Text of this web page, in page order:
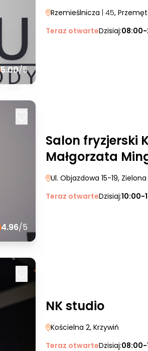
5.00/5
Rzemieślnicza | 45, Przemęt
Teraz otwarteDzisiaj:
4.96/5
Salon fryzjerski
Małgorzata
Ul. Objazdowa 15-19,
Teraz otwarteDzisiaj:10:00-
NK studio
Kościelna 2, Krzywiń
Teraz otwarteDzisiaj:08:00-